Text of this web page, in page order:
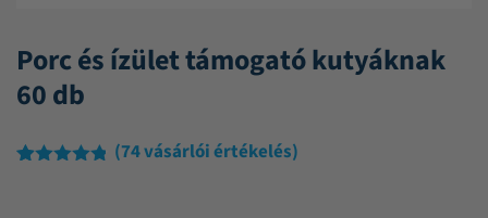
Porc és ízület támogató kutyáknak
60 db
(74vásárlói értékelés)